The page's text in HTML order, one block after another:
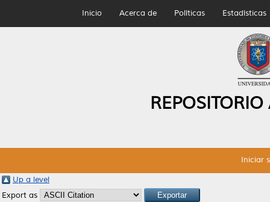
Inicio Acerca de Políticas Estadísticas
Iniciar
Up a level
Export as